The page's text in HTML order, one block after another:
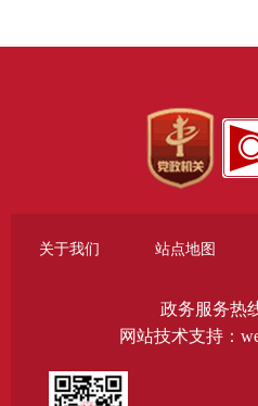
关于我们 站点地图
政务服务热
网站技术支持：